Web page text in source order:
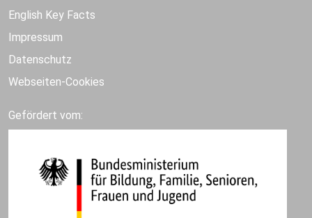
English Key Facts
Impressum
Datenschutz
Webseiten-Cookies
Gefördert vom: